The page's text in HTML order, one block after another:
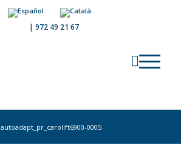
| 972 49 21 67
autoadapt_pr_carolift6900-0005